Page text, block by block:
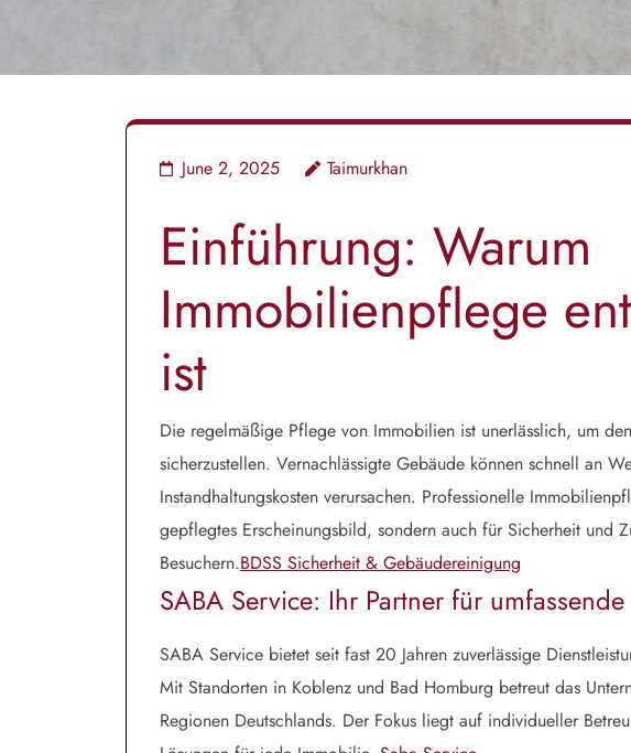
June 2, 2025 Taimurkhan
Einführung: Warum
Immobilienpflege
ist
Die regelmäßige Pflege von Immobilien ist unerlässlich, um
sicherzustellen. Vernachlässigte Gebäude können schnell an
Instandhaltungskosten verursachen. Professionelle
gepflegtes Erscheinungsbild, sondern auch für Sicherheit und
Besuchern.BDSS Sicherheit & Gebäudereinigung
SABA Service: Ihr Partner für
SABA Service bietet seit fast 20 Jahren zuverlässige
Mit Standorten in Koblenz und Bad Homburg betreut das
Regionen Deutschlands. Der Fokus liegt auf individueller